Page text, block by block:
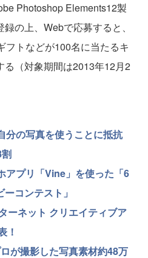
Photoshop Elements12製
の上、Webで応募すると、
フトなどが100名に当たるキ
る（対象期間は2013年12月2
分の写真を使うことに抵抗
アプリ「Vine」を使った「6
コンテスト」
ーネット クリエイティブア
！
が撮影した写真素材約48万